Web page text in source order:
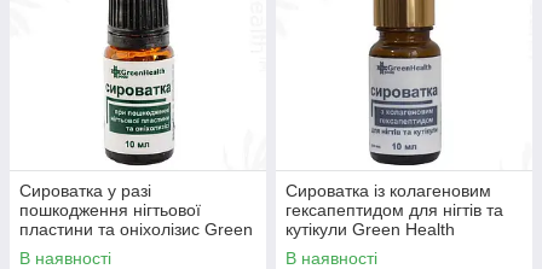
Сироватка у разі
пошкодження нігтьової
пластини та оніхолізис Green
Health ОКР-007, 30 мл
В наявності
Сироватка із колагеновим
гексапептидом для нігтів та
кутікули Green Health
ОКР-008, 10 мл
В наявності